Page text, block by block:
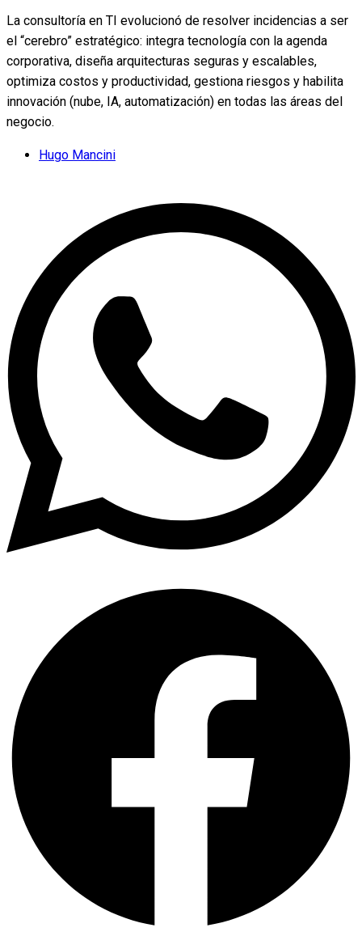
La consultoría en TI evolucionó de resolver incidencias a ser
el “cerebro” estratégico: integra tecnología con la agenda
corporativa, diseña arquitecturas seguras y escalables,
optimiza costos y productividad, gestiona riesgos y habilita
innovación (nube, IA, automatización) en todas las áreas del
negocio.
Hugo Mancini